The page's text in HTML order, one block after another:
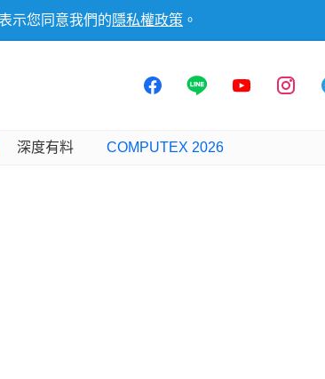
示您同意我們的 隱私權政策 。
深度有料 COMPUTEX 2026